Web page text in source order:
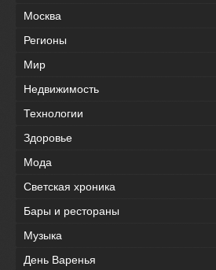
Москва
Регионы
Мир
Недвижимость
Технологии
Здоровье
Мода
Светская хроника
Бары и рестораны
Музыка
День Варенья